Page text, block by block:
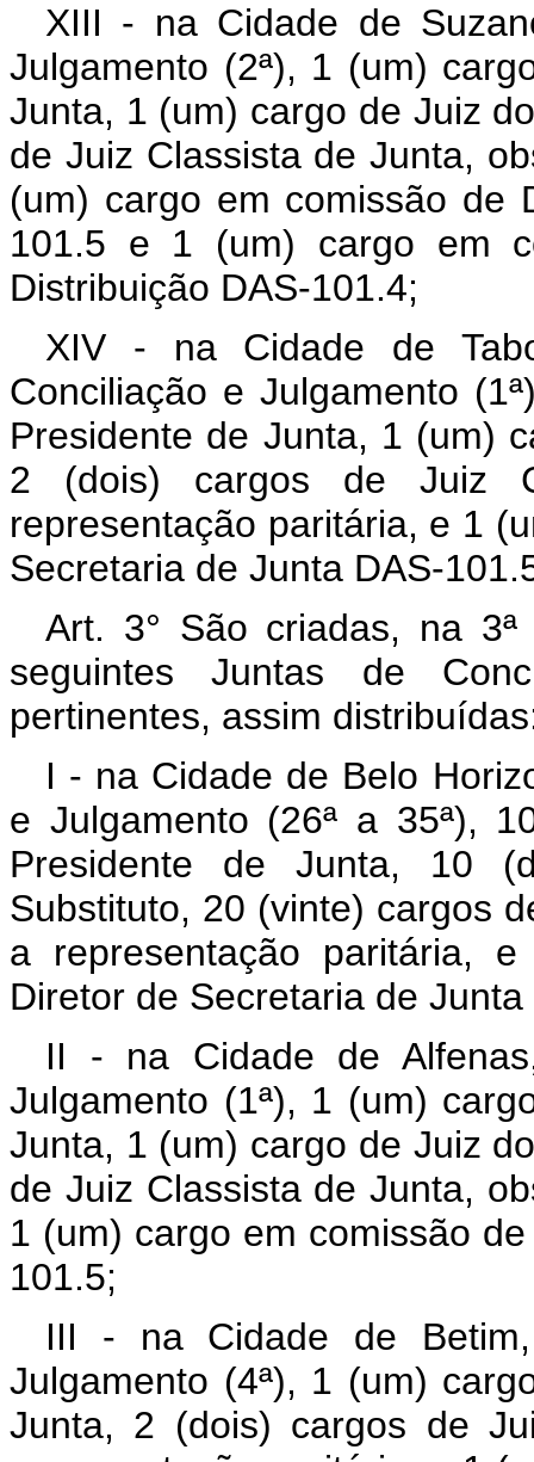
XIII - na Cidade de
Julgamento (2ª), 1 (um)
Junta, 1 (um) cargo de Juiz
de Juiz Classista de Junta,
(um) cargo em comissão de
101.5 e 1 (um) cargo em
Distribuição DAS-101.4;
XIV - na Cidade de
Conciliação e Julgamento
Presidente de Junta, 1 (um)
2 (dois) cargos de Juiz
representação paritária, e 1
Secretaria de Junta DAS-
Art. 3° São criadas, na
seguintes Juntas de
pertinentes, assim
I - na Cidade de Belo
e Julgamento (26ª a 35ª),
Presidente de Junta, 10
Substituto, 20 (vinte) cargos
a representação paritária,
Diretor de Secretaria de
II - na Cidade de
Julgamento (1ª), 1 (um)
Junta, 1 (um) cargo de Juiz
de Juiz Classista de Junta,
1 (um) cargo em comissão
101.5;
III - na Cidade de
Julgamento (4ª), 1 (um)
Junta, 2 (dois) cargos de